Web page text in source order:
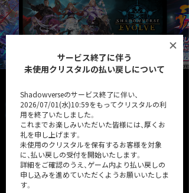
サービス終了に伴う
未使用クリスタルの払い戻しについて
Shadowverseのサービス終了に伴い、
2026/07/01(水)10:59をもってクリスタルの利
用を終了いたしました。
これまでお楽しみいただいた皆様には、厚くお
礼を申し上げます。
未使用のクリスタルを保有するお客様を対象
に、払い戻しの受付を開始いたします。
詳細をご確認のうえ、ゲーム内より払い戻しの
申し込みを進めていただくようお願いいたしま
す。
32弾カードパック「Heroes of
Shadowverse / ヒーローズ・
第31弾カードパック